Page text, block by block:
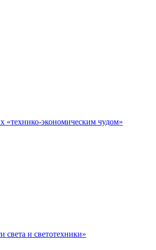
«технико-экономическим чудом»
света и светотехники»